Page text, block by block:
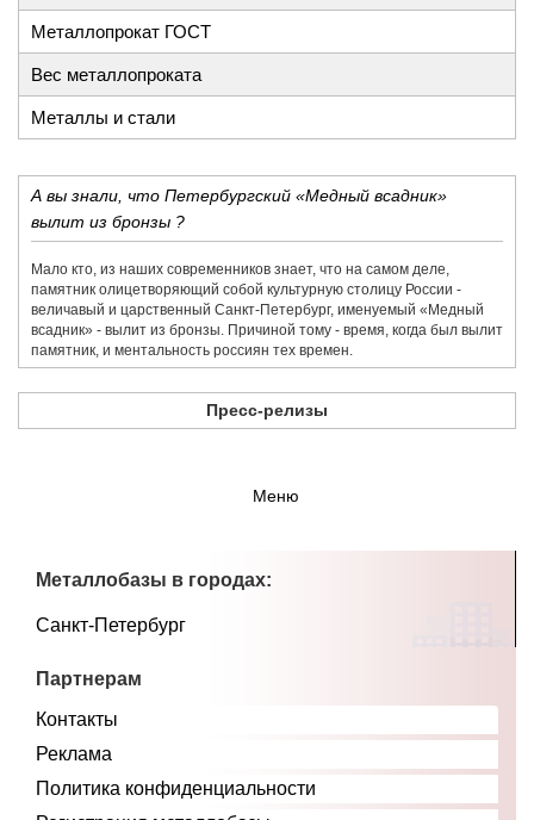
Металлопрокат ГОСТ
Вес металлопроката
Металлы и стали
А вы знали, что Петербургский «Медный всадник»
вылит из бронзы ?
Мало кто, из наших современников знает, что на самом деле,
памятник олицетворяющий собой культурную столицу России -
величавый и царственный Санкт-Петербург, именуемый «Медный
всадник» - вылит из бронзы. Причиной тому - время, когда был вылит
памятник, и ментальность россиян тех времен.
Пресс-релизы
Меню
Металлобазы в городах:
Санкт-Петербург
Партнерам
Контакты
Реклама
Политика конфиденциальности